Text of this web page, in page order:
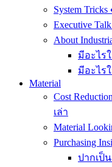
System
Executive
About
มีอะไร
มีอะไร
Material
Cost
เล่า
Material
Purchasing
ปากเป็น